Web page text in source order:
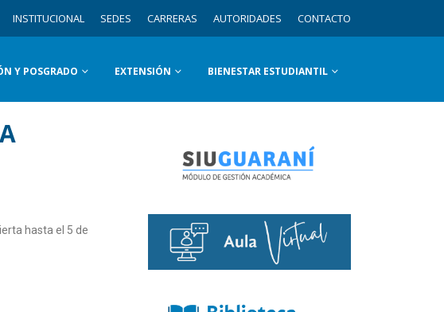
INSTITUCIONAL SEDES CARRERAS AUTORIDADES CONTACTO
Y POSGRADO EXTENSIÓN BIENESTAR ESTUDIANTIL
hasta el 5 de